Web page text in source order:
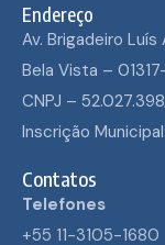
Endereço
Av. Brigadeiro
Bela Vista –
CNPJ –
Inscrição
Contatos
Telefones
+55 11-3105-1680